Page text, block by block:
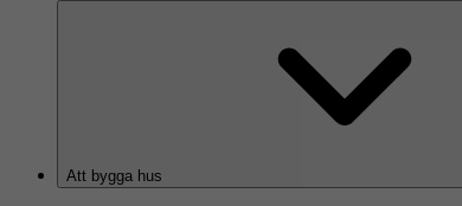
Att bygga hus